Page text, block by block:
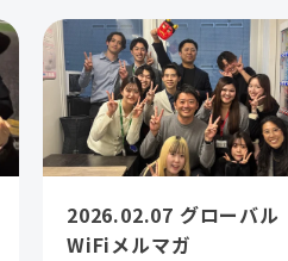
2026.02.07 グローバル
WiFiメルマガ